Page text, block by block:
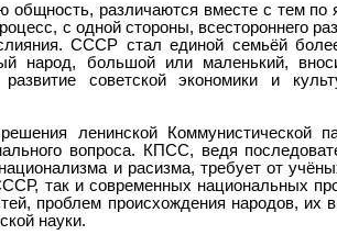
различаются вместе с тем по
с одной стороны, всестороннего
СССР стал единой семьёй
народ, большой или маленький,
развитие советской экономики и
ленинской Коммунистической
вопроса. КПСС, ведя
и расизма, требует от
так и современных национальных
проблем происхождения народов, их
науки.